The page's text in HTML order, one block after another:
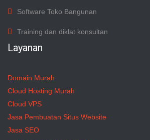
Software Toko Bangunan
Training dan diklat konsultan
Layanan
Domain Murah
Cloud Hosting Murah
Cloud VPS
Jasa Pembuatan Situs Website
Jasa SEO